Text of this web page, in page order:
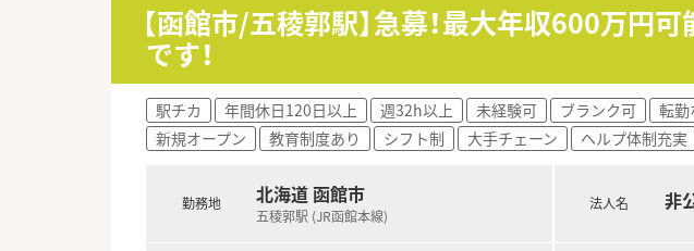
【函館市/五稜郭駅】急募！最大年収600万円
です！
駅チカ 年間休日120日以上 週32h以上 未経験可 ブランク可 転勤
新規オープン
教育制度あり シフト制 大手チェーン ヘルプ体制充実
勤務地 北海道 函館市
五稜郭駅 (JR函館本線)
法人名 非